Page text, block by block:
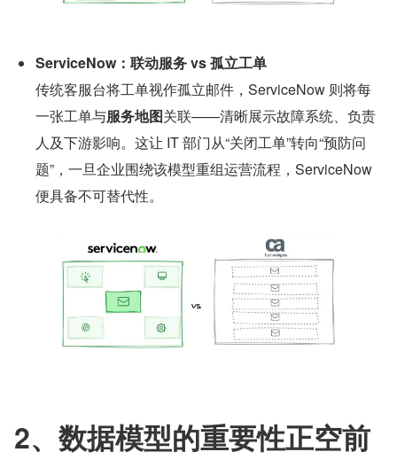
ServiceNow：联动服务 vs 孤立工单
传统客服台将工单视作孤立邮件，ServiceNow 则将每
一张工单与服务地图关联——清晰展示故障系统、负责
人及下游影响。这让 IT 部门从“关闭工单”转向“预防问
题”，一旦企业围绕该模型重组运营流程，ServiceNow
便具备不可替代性。
2、数据模型的重要性正空前